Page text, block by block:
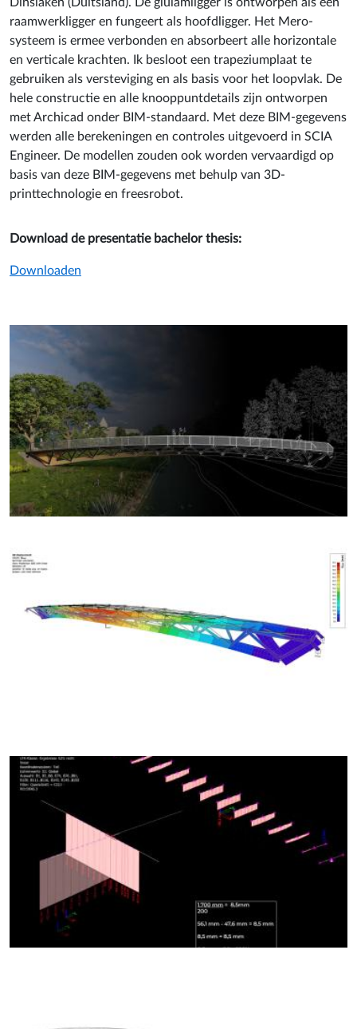
raamwerkligger en fungeert als hoofdligger. Het Mero-
systeem is ermee verbonden en absorbeert alle horizontale
en verticale krachten. Ik besloot een trapeziumplaat te
gebruiken als versteviging en als basis voor het loopvlak. De
hele constructie en alle knooppuntdetails zijn ontworpen
met Archicad onder BIM-standaard. Met deze BIM-gegevens
werden alle berekeningen en controles uitgevoerd in SCIA
Engineer. De modellen zouden ook worden vervaardigd op
basis van deze BIM-gegevens met behulp van 3D-
printtechnologie en freesrobot.
Download de presentatie bachelor thesis:
Downloaden